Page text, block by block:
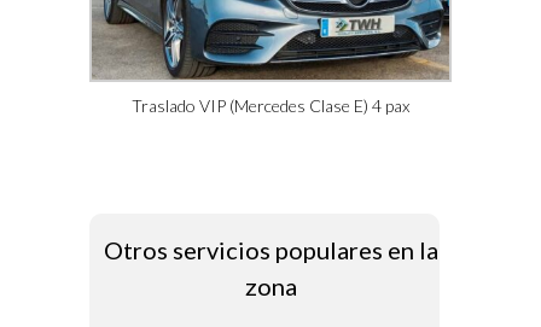
Traslado VIP (Mercedes Clase E) 4 pax
Otros servicios populares en la
zona